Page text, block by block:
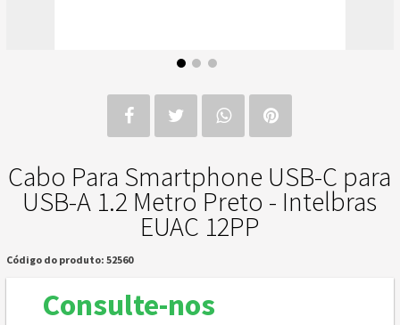
Cabo Para Smartphone USB-C para
USB-A 1.2 Metro Preto - Intelbras
EUAC 12PP
Código do produto: 52560
Consulte-nos